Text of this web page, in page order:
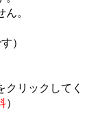
。
）
クリックしてく
）